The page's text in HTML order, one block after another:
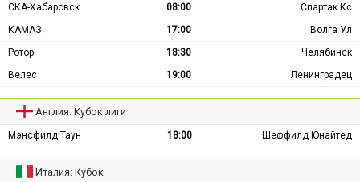
СКА-Хабаровск 08:00
Спартак Кс
КАМАЗ
17:00
Волга Ул
Ротор
18:30
Челябинск
Велес
19:00 Ленинградец
Англия: Кубок лиги
Мэнсфилд Таун 18:00 Шеффилд Юнайтед
Италия: Кубок